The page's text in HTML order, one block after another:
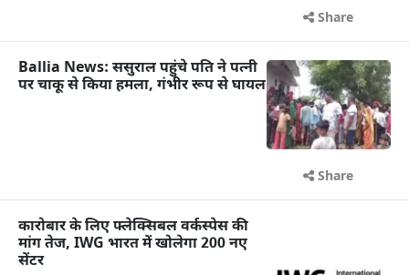
Share
Ballia News: ससुराल पहुंचे पति ने पत्नी
पर चाकू से किया हमला, गंभीर रूप से घायल
Share
कारोबार के लिए फ्लेक्सिबल वर्कस्पेस की
मांग तेज, IWG भारत में खोलेगा 200 नए
सेंटर